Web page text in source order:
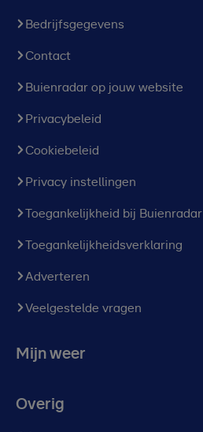
Bedrijfsgegevens
Contact
Buienradar op jouw website
Privacybeleid
Cookiebeleid
Privacy instellingen
Toegankelijkheid bij Buienradar
Toegankelijkheidsverklaring
Adverteren
Veelgestelde vragen
Mijn weer
Overig